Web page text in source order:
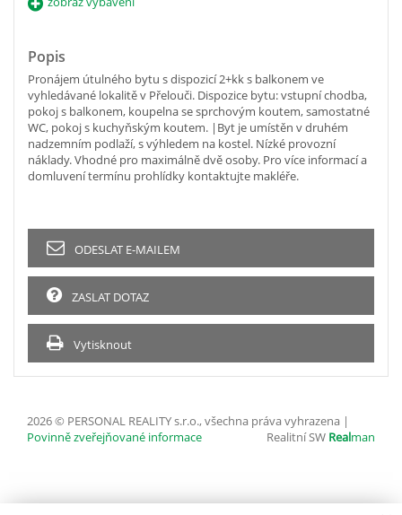
Popis
Pronájem útulného bytu s dispozicí 2+kk s balkonem ve
vyhledávané lokalitě v Přelouči. Dispozice bytu: vstupní chodba,
pokoj s balkonem, koupelna se sprchovým koutem, samostatné
WC, pokoj s kuchyňským koutem. |Byt je umístěn v druhém
nadzemním podlaží, s výhledem na kostel. Nízké provozní
náklady. Vhodné pro maximálně dvě osoby. Pro více informací a
domluvení termínu prohlídky kontaktujte makléře.
ODESLAT E-MAILEM
ZASLAT DOTAZ
Vytisknout
2026 © PERSONAL REALITY s.r.o., všechna práva vyhrazena |
Povinně zveřejňované informace
Realitní SW Realman